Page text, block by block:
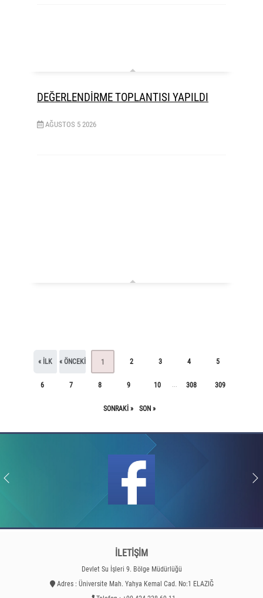
DEĞERLENDİRME TOPLANTISI YAPILDI
AĞUSTOS 5 2026
« ILK « ÖNCEKI 1 2 3 4 5
6 7 8 9 10 308 309
SONRAKI » SON »
İLETİŞİM
Devlet Su İşleri 9. Bölge Müdürlüğü
Adres : Üniversite Mah. Yahya Kemal Cad. No:1 ELAZIĞ